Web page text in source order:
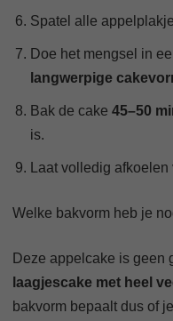
Spatel alle
Doe het mengsel in
langwerpige
Bak de cake 45–50
is.
Laat volledig
Welke bakvorm heb je
Deze appelcake is geen
laagjescake met heel
bakvorm bepaalt dus of